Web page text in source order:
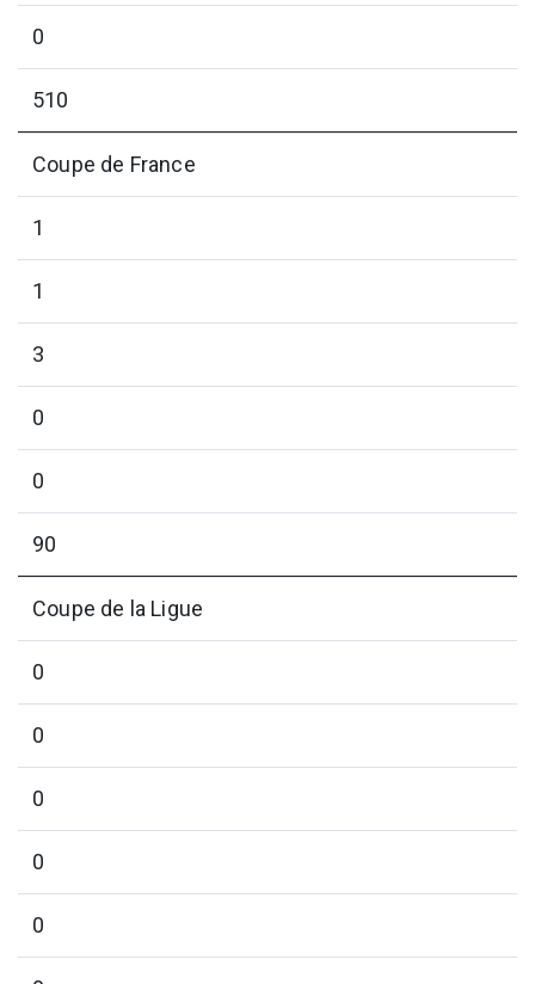
0
510
Coupe de France
1
1
3
0
0
90
Coupe de la Ligue
0
0
0
0
0